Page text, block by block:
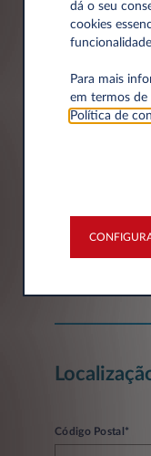
Empresa*
Número de
Código Postal*
dá o seu
cookies
Para mais
em termos de
Política de